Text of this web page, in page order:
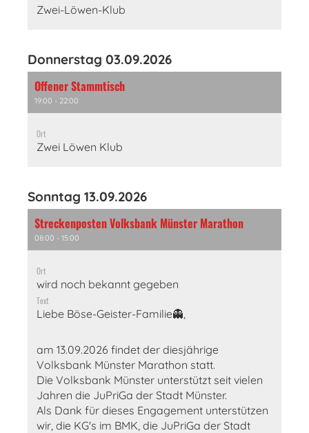
Zwei-Löwen-Klub
Donnerstag 03.09.2026
Offener Stammtisch
19:00 - 22:00
Ort
Zwei Löwen Klub
Sonntag 13.09.2026
Streckenposten Volksbank Münster Marathon
08:00 - 15:00
Ort
wird noch bekannt gegeben
Text
Liebe Böse-Geister-Familie👻,
am 13.09.2026 findet der diesjährige
Volksbank Münster Marathon statt.
Die Volksbank Münster unterstützt seit vielen
Jahren die JuPriGa der Stadt Münster.
Als Dank für dieses Engagement unterstützen
wir, die KG's im BMK, die JuPriGa der Stadt